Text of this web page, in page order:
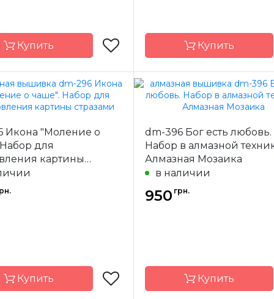
Купить
Алмазная
Украина
полная
Купить
производитель
Зашивка
Размер
Камни
Икона "Моление о
для
картины
Купить
dm-396 Бог есть любовь.
Набор в алмазной
Алмазная Мозаика
в наличии
950 грн.
Купить